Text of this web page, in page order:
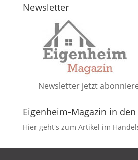
Newsletter
Newsletter jetzt
Eigenheim-Magazin in
Hier geht's zum Artikel im
DATENSCHUTZ